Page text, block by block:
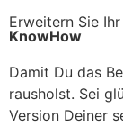
Erweitern Sie
KnowHow
Damit Du das
rausholst. Sei
Version Deiner